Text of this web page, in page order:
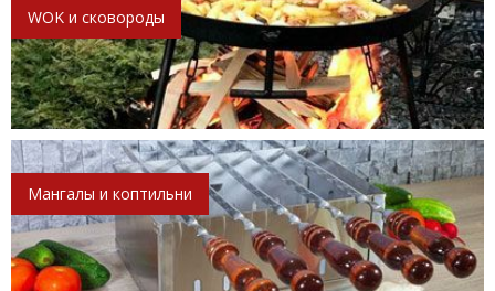
WOK и сковороды
Мангалы и коптильни